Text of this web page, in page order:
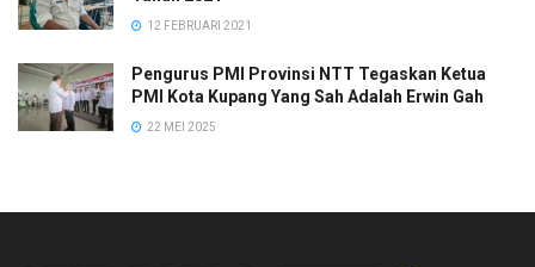
12 FEBRUARI 2021
Pengurus PMI Provinsi NTT Tegaskan Ketua
PMI Kota Kupang Yang Sah Adalah Erwin Gah
22 MEI 2025